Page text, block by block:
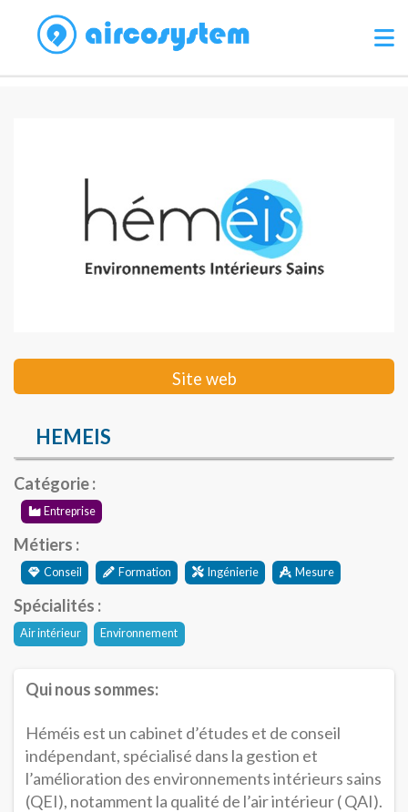
Site web
HEMEIS
Catégorie :
Entreprise
Métiers :
Conseil Formation Ingénierie Mesure
Spécialités :
Air intérieur Environnement
Qui nous sommes:
Héméis est un cabinet d’études et de conseil
indépendant, spécialisé dans la gestion et
l’amélioration des environnements intérieurs sains
(QEI), notamment la qualité de l’air intérieur ( QAI).